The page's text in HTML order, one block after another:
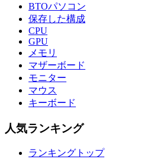
BTOパソコン
保存した構成
CPU
GPU
メモリ
マザーボード
モニター
マウス
キーボード
人気ランキング
ランキングトップ